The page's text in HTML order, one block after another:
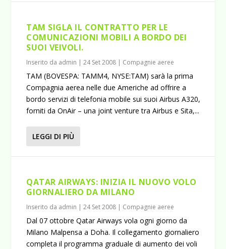
TAM SIGLA IL CONTRATTO PER LE
COMUNICAZIONI MOBILI A BORDO DEI
SUOI VEIVOLI.
Inserito da admin |24 Set 2008 | Compagnie aeree
TAM (BOVESPA: TAMM4, NYSE:TAM) sarà la prima
Compagnia aerea nelle due Americhe ad offrire a
bordo servizi di telefonia mobile sui suoi Airbus A320,
forniti da OnAir – una joint venture tra Airbus e Sita,...
LEGGI DI PIÙ
QATAR AIRWAYS: INIZIA IL NUOVO VOLO
GIORNALIERO DA MILANO
Inserito da admin |24 Set 2008 | Compagnie aeree
Dal 07 ottobre Qatar Airways vola ogni giorno da
Milano Malpensa a Doha. Il collegamento giornaliero
completa il programma graduale di aumento dei voli